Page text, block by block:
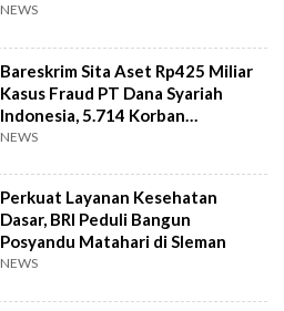
NEWS
Bareskrim Sita Aset Rp425 Miliar
Kasus Fraud PT Dana Syariah
Indonesia, 5.714 Korban
Terverifikasai
NEWS
Perkuat Layanan Kesehatan
Dasar, BRI Peduli Bangun
Posyandu Matahari di Sleman
NEWS